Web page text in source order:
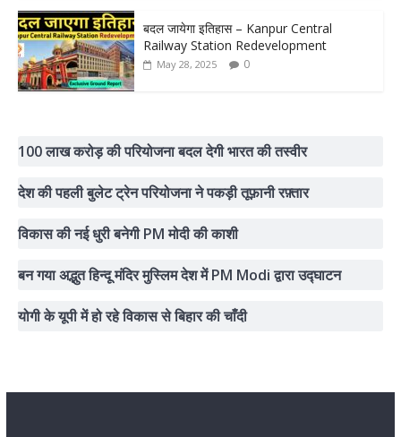
बदल जायेगा इतिहास – Kanpur Central
Railway Station Redevelopment
May 28, 2025 0
100 लाख करोड़ की परियोजना बदल देगी भारत की तस्वीर
देश की पहली बुलेट ट्रेन परियोजना ने पकड़ी तूफ़ानी रफ़्तार
विकास की नई धुरी बनेगी PM मोदी की काशी
बन गया अद्भुत हिन्दू मंदिर मुस्लिम देश में PM Modi द्वारा उद्घाटन
योगी के यूपी में हो रहे विकास से बिहार की चाँदी